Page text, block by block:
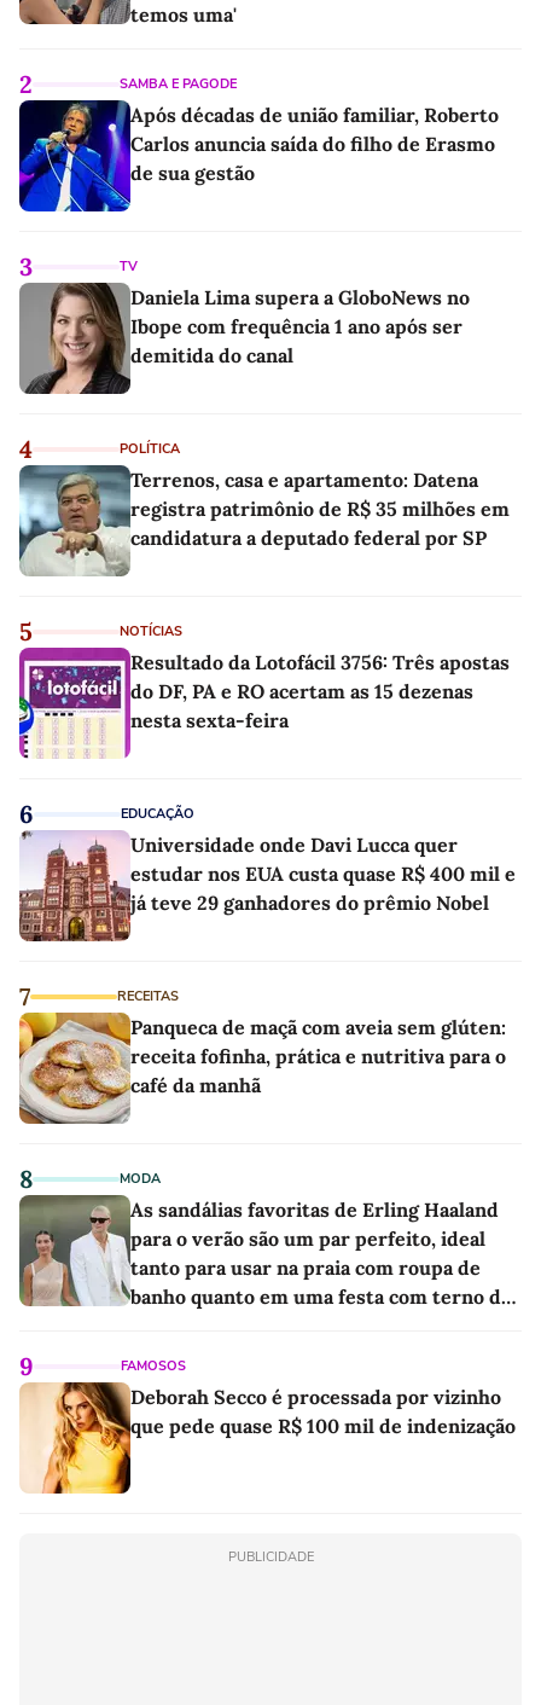
temos uma'
2 SAMBA E PAGODE
Após décadas de união familiar, Roberto
Carlos anuncia saída do filho de Erasmo
de sua gestão
3 TV
Daniela Lima supera a GloboNews no
Ibope com frequência 1 ano após ser
demitida do canal
4 POLÍTICA
Terrenos, casa e apartamento: Datena
registra patrimônio de R$ 35 milhões em
candidatura a deputado federal por SP
5 NOTÍCIAS
Resultado da Lotofácil 3756: Três apostas
do DF, PA e RO acertam as 15 dezenas
nesta sexta-feira
6 EDUCAÇÃO
Universidade onde Davi Lucca quer
estudar nos EUA custa quase R$ 400 mil e
já teve 29 ganhadores do prêmio Nobel
7 RECEITAS
Panqueca de maçã com aveia sem glúten:
receita fofinha, prática e nutritiva para o
café da manhã
8 MODA
As sandálias favoritas de Erling Haaland
para o verão são um par perfeito, ideal
tanto para usar na praia com roupa de
banho quanto em uma festa com terno de
9 FAMOSOS
Deborah Secco é processada por vizinho
que pede quase R$ 100 mil de indenização
PUBLICIDADE